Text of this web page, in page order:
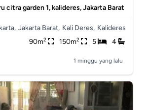
citra garden 1, kalideres, Jakarta Barat
Jakarta Barat, Kali Deres, Kalideres
90m2 150m2 5 4
1 minggu yang lalu